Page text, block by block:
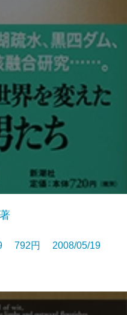
9 792円 2008/05/19